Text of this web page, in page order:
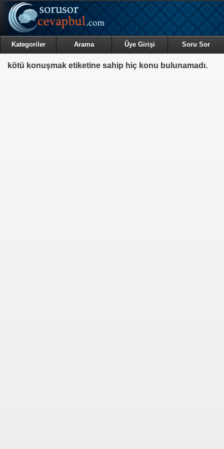
Kategoriler Arama Üye Girişi Soru Sor
kötü konuşmak etiketine sahip hiç konu bulunamadı.